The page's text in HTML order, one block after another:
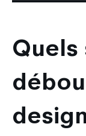
Quels